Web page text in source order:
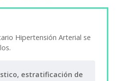
Hipertensión Arterial se
estratificación de